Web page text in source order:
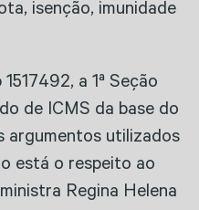
isenção, imunidade
a 1ª Seção
de ICMS da base do
argumentos utilizados
está o respeito ao
Regina Helena